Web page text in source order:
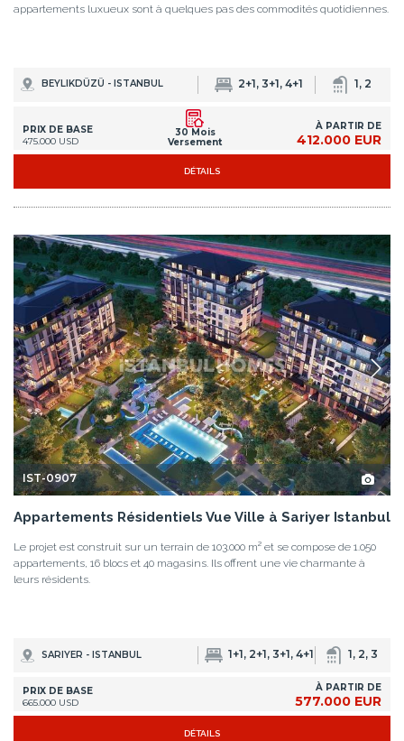
appartements luxueux sont à quelques pas des commodités quotidiennes.
BEYLIKDÜZÜ - ISTANBUL 2+1, 3+1, 4+1 1, 2
PRIX DE BASE
475.000 USD
30 Mois
Versement
À PARTIR DE
412.000 EUR
DÉTAILS
IST-0907
Appartements Résidentiels Vue Ville à Sariyer Istanbul
Le projet est construit sur un terrain de 103.000 m² et se compose de 1.050
appartements, 16 blocs et 40 magasins. Ils offrent une vie charmante à
leurs résidents.
SARIYER - ISTANBUL 1+1, 2+1, 3+1, 4+1 1, 2, 3
PRIX DE BASE
665.000 USD
À PARTIR DE
577.000 EUR
DÉTAILS